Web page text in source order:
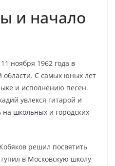
и начало
ноября 1962 года в
области. С самых юных лет
и исполнению песен.
увлекся гитарой и
на школьных и городских
решил посвятить
в Московскую школу